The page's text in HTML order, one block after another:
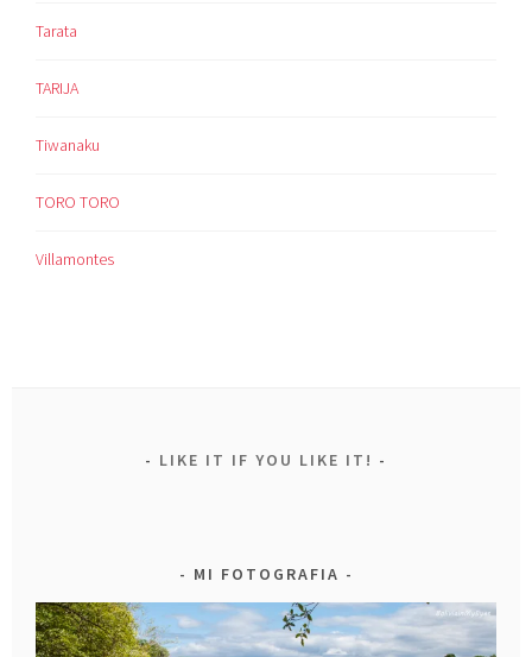
Tarata
TARIJA
Tiwanaku
TORO TORO
Villamontes
LIKE IT IF YOU LIKE IT!
MI FOTOGRAFIA